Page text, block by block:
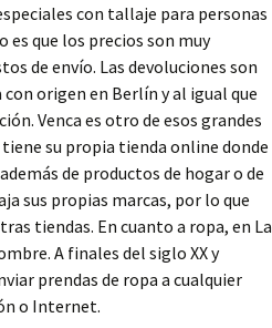
con tallaje para personas
es que los precios son muy
de envío. Las devoluciones son
origen en Berlín y al igual que
Venca es otro de esos grandes
su propia tienda online donde
de productos de hogar o de
sus propias marcas, por lo que
tiendas. En cuanto a ropa, en La
A finales del siglo XX y
prendas de ropa a cualquier
o Internet.